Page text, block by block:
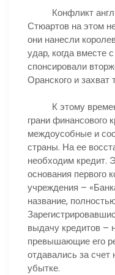
Конфликт
Стюартов на этом
они нанесли
удар, когда вместе
спонсировали
Оранского и захват
К этому
грани финансового
междоусобные и
страны. На ее
необходим кредит.
основания первого
учреждения –
название,
выдачу кредитов –
превышающие его
отдавались за счет
убытке.